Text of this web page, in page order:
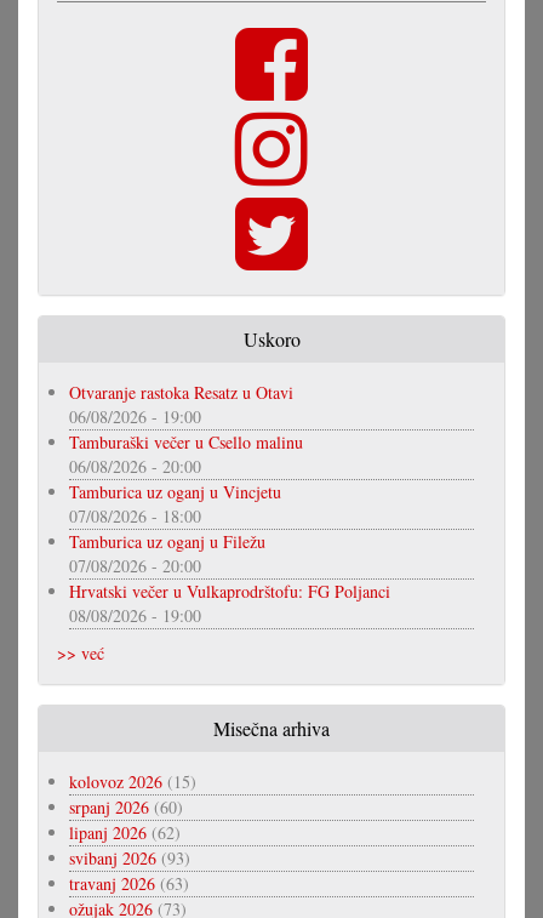
Uskoro
Otvaranje rastoka Resatz u Otavi
06/08/2026 - 19:00
Tamburaški večer u Csello malinu
06/08/2026 - 20:00
Tamburica uz oganj u Vincjetu
07/08/2026 - 18:00
Tamburica uz oganj u Filežu
07/08/2026 - 20:00
Hrvatski večer u Vulkaprodrštofu: FG Poljanci
08/08/2026 - 19:00
>> već
Misečna arhiva
kolovoz 2026 (15)
srpanj 2026 (60)
lipanj 2026 (62)
svibanj 2026 (93)
travanj 2026 (63)
ožujak 2026 (73)